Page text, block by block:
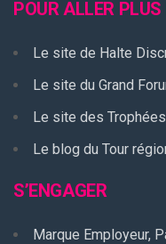
POUR ALLER PLUS
Le site de Halte
Le site du Grand
Le site des
Le blog du Tour
S’ENGAGER
Marque Employeur,